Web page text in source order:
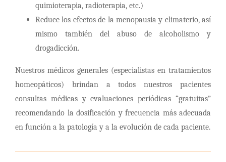
quimioterapia, radioterapia, etc.)
Reduce los efectos de la menopausia y climaterio, así
mismo también del abuso de alcoholismo y
drogadicción.
Nuestros médicos generales (especialistas en tratamientos
homeopáticos) brindan a todos nuestros pacientes
consultas médicas y evaluaciones periódicas “gratuitas”
recomendando la dosificación y frecuencia más adecuada
en función a la patología y a la evolución de cada paciente.